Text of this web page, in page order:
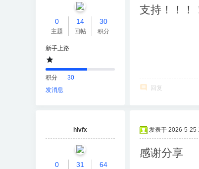
0
主题
14
回帖
30
积分
新手上路
积分
30
发消息
支持！！！
回复
hivfx
0 31 64
发表于 2026-5-25
感谢分享